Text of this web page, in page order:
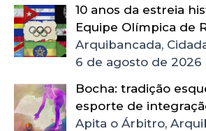
10 anos da estreia
Equipe Olímpica de
Arquibancada,
6 de agosto de 2026
Bocha: tradição
esporte de
Apita o Árbitro,